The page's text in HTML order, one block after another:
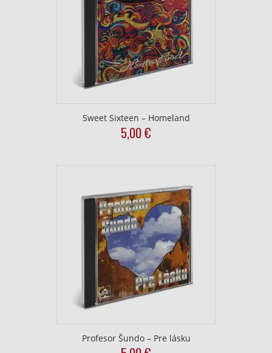
Sweet Sixteen – Homeland
5,00€
Profesor Šundo – Pre lásku